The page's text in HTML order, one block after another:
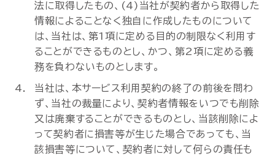
法に取得したもの、(4)当社が契約者から取得した
情報によることなく独自に作成したものについて
は、当社は、第1項に定める目的の制限なく利用す
ることができるものとし、かつ、第2項に定める義
務を負わないものとします。
当社は、本サービス利用契約の終了の前後を問わ
ず、当社の裁量により、契約者情報をいつでも削除
又は廃棄することができるものとし、当該削除によ
って契約者に損害等が生じた場合であっても、当
該損害等について、契約者に対して何らの責任も